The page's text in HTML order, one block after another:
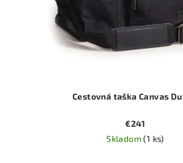
Cestovná taška Canvas
€241
Skladom(1 ks)